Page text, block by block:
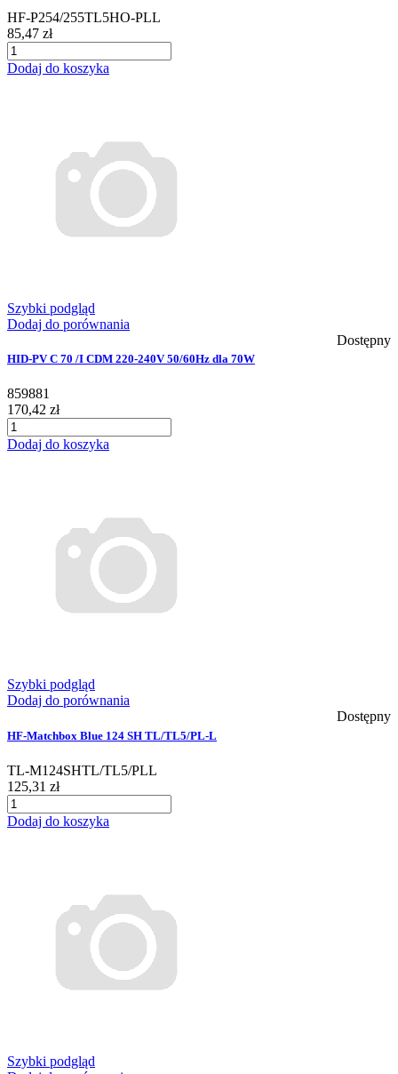
HF-P254/255TL5HO-PLL
85,47 zł
Dodaj do koszyka
Szybki podgląd
Dodaj do porównania
Dostępny
HID-PV C 70 /I CDM 220-240V 50/60Hz dla 70W
859881
170,42 zł
Dodaj do koszyka
Szybki podgląd
Dodaj do porównania
Dostępny
HF-Matchbox Blue 124 SH TL/TL5/PL-L
TL-M124SHTL/TL5/PLL
125,31 zł
Dodaj do koszyka
Szybki podgląd